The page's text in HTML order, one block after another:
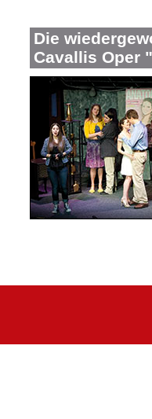
Die
Cavallis Oper